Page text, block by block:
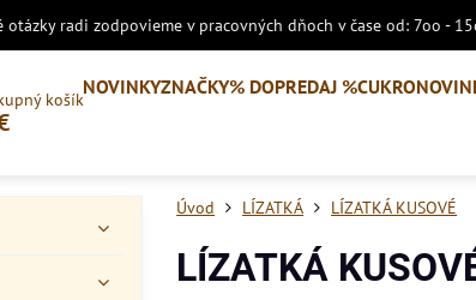
otázky radi zodpovieme v pracovných dňoch v čase od: 7oo -
košík
NOVINKYZNAČKY% DOPREDAJ %
Úvod LÍZATKÁ LÍZATKÁ KUSOVÉ
LÍZATKÁ